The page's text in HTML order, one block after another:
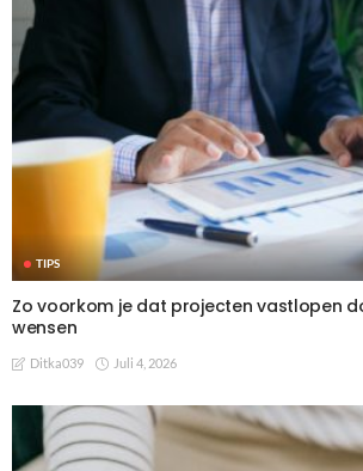
TIPS
Zo voorkom je dat projecten vastlopen
wensen
Ditka039 Juli 4, 2026